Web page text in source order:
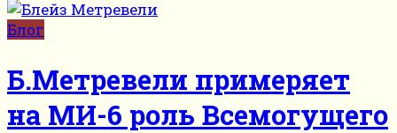
Блог
Б.Метревели примеряет
на МИ-6 роль Всемогущего